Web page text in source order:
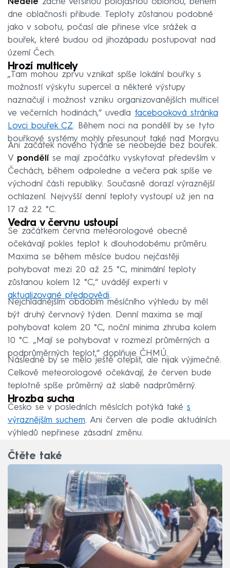
Neděle začne většinou polojasnou oblohou, během
dne oblačnosti přibude. Teploty zůstanou podobné
jako v sobotu, počasí ale přinese více srážek a
bouřek, které budou od jihozápadu postupovat nad
území Čech.
Hrozí multicely
„Tam mohou zprvu vznikat spíše lokální bouřky s
možností výskytu supercel a některé výstupy
naznačují i možnost vzniku organizovanějších multicel
ve večerních hodinách,“ uvedla facebooková stránka
Lovci bouřek CZ. Během noci na pondělí by se tyto
bouřkové systémy mohly přesunout také nad Moravu.
Ani začátek nového týdne se neobejde bez bouřek.
V pondělí se mají zpočátku vyskytovat především v
Čechách, během odpoledne a večera pak spíše ve
východní části republiky. Současně dorazí výraznější
ochlazení. Nejvyšší denní teploty vystoupí už jen na
17 až 22 °C.
Vedra v červnu ustoupí
Se začátkem června meteorologové obecně
očekávají pokles teplot k dlouhodobému průměru.
Maxima se během měsíce budou nejčastěji
pohybovat mezi 20 až 25 °C, minimální teploty
zůstanou kolem 12 °C,“ uvádějí experti v
aktualizované předpovědi.
Nejchladnějším obdobím měsíčního výhledu by měl
být druhý červnový týden. Denní maxima se mají
pohybovat kolem 20 °C, noční minima zhruba kolem
10 °C. „Mají se pohybovat v rozmezí průměrných a
podprůměrných teplot,“ doplňuje ČHMÚ.
Následně by se mělo ještě oteplit, ale nijak výjimečně.
Celkově meteorologové očekávají, že červen bude
teplotně spíše průměrný až slabě nadprůměrný.
Hrozba sucha
Česko se v posledních měsících potýká také s
výraznějším suchem. Ani červen ale podle aktuálních
výhledů nepřinese zásadní změnu.
Čtěte také